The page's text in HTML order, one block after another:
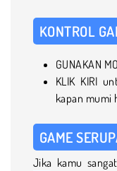
KONTROL
GUNAKAN
KLIK KIRI
kapan mumi
GAME
Jika kamu